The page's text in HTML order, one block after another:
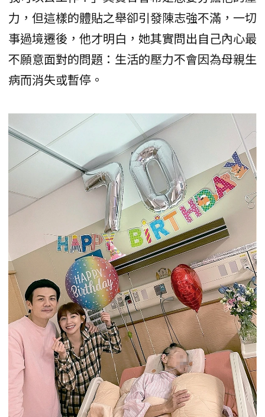
力，但這樣的體貼之舉卻引發陳志強不滿，一切
事過境遷後，他才明白，她其實問出自己內心最
不願意面對的問題：生活的壓力不會因為母親生
病而消失或暫停。